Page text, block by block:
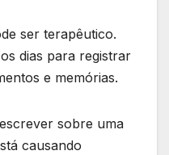
ser terapêutico.
dias para registrar
e memórias.
sobre uma
causando